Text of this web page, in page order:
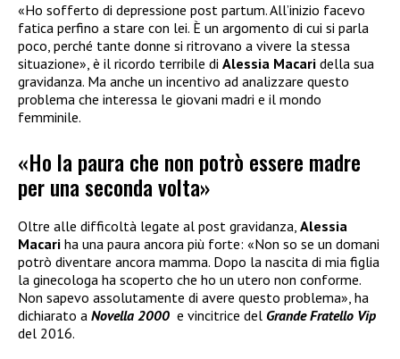
«Ho sofferto di depressione post partum. All’inizio facevo
fatica perfino a stare con lei. È un argomento di cui si parla
poco, perché tante donne si ritrovano a vivere la stessa
situazione», è il ricordo terribile di Alessia Macari della sua
gravidanza. Ma anche un incentivo ad analizzare questo
problema che interessa le giovani madri e il mondo
femminile.
«Ho la paura che non potrò essere madre
per una seconda volta»
Oltre alle difficoltà legate al post gravidanza, Alessia
Macari ha una paura ancora più forte: «Non so se un domani
potrò diventare ancora mamma. Dopo la nascita di mia figlia
la ginecologa ha scoperto che ho un utero non conforme.
Non sapevo assolutamente di avere questo problema», ha
dichiarato a Novella 2000 e vincitrice del Grande Fratello Vip
del 2016.